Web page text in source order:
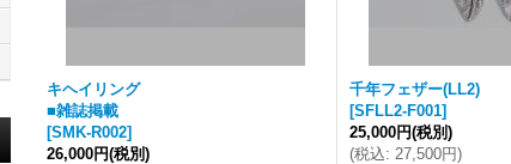
キヘイリング
■雑誌掲載
[SMK-R002]
26,000円(税別)
千年フェザー(LL2)
[SFLL2-F001]
25,000円(税別)
(税込: 27,500円)